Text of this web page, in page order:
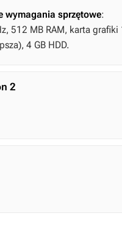
wymagania sprzętowe:
512 MB RAM, karta grafiki
4 GB HDD.
2